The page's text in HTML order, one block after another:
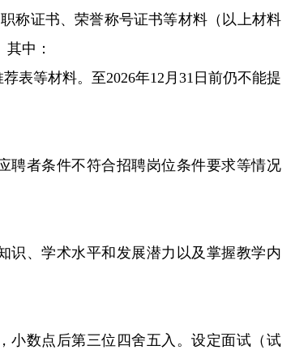
称证书、荣誉称号证书等材料（以上材料
中：
表等材料。至2026年12月31日前仍不能提
聘者条件不符合招聘岗位条件要求等情况
识、学术水平和发展潜力以及掌握教学内
小数点后第三位四舍五入。设定面试（试